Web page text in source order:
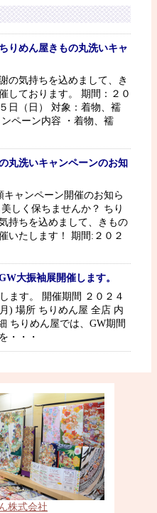
りめん屋きもの丸洗いキャ
の気持ちを込めまして、き
しております。 期間：２０
日（日） 対象：着物、襦
ペーン内容 ・着物、襦
丸洗いキャンペーンのお知
ャンペーン開催のお知ら
しく保ちませんか？ ちり
持ちを込めまして、きもの
いたします！ 期間:２０２
大振袖展開催します。
ます。 開催期間 ２０２４
) 場所 ちりめん屋 全店 内
ちりめん屋では、GW期間
・・・
株式会社